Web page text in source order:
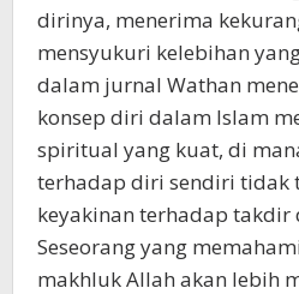
dirinya, menerima
mensyukuri kelebihan
dalam jurnal Wathan
konsep diri dalam Islam
spiritual yang kuat, di
terhadap diri sendiri tidak
keyakinan terhadap takdir
Seseorang yang
makhluk Allah akan lebih